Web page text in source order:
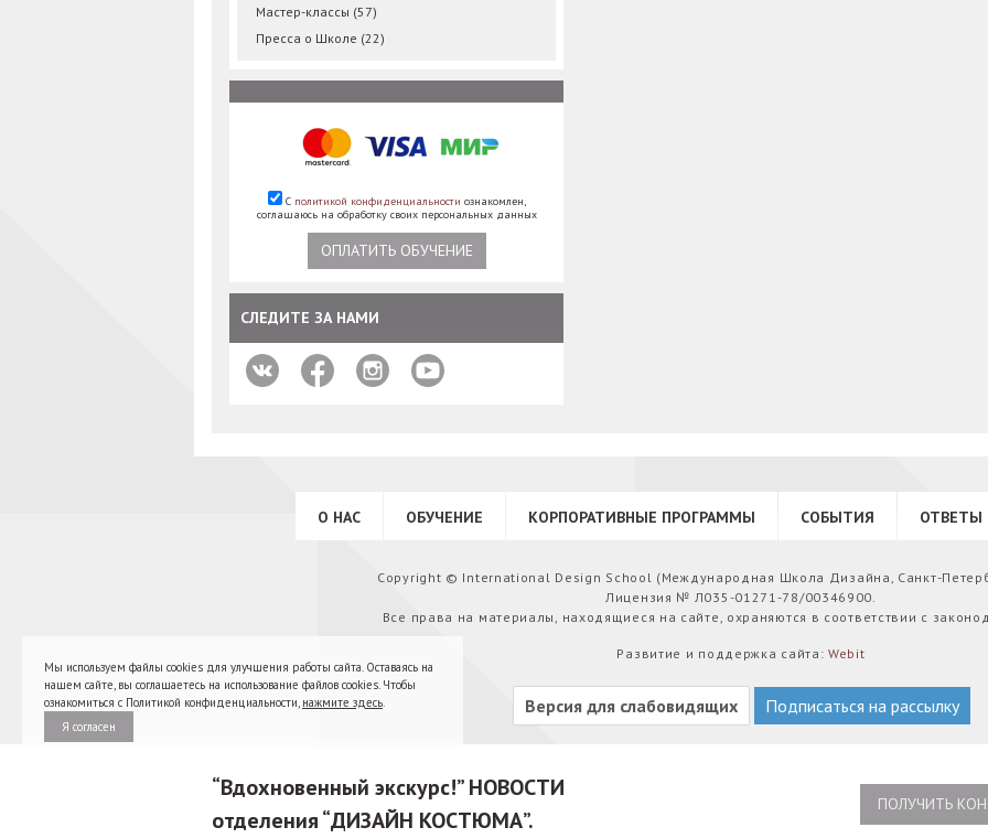
Мастер-классы (57)
Пресса о Школе (22)
С политикой конфиденциальности ознакомлен,
соглашаюсь на обработку своих персональных данных
ОПЛАТИТЬ ОБУЧЕНИЕ
СЛЕДИТЕ ЗА НАМИ
О НАС ОБУЧЕНИЕ КОРПОРАТИВНЫЕ ПРОГРАММЫ СОБЫТИЯ ОТВЕТЫ
Copyright © International Design School (Международная Школа Дизайна, Санкт-
Лицензия № Л035-01271-78/00346900.
Все права на материалы, находящиеся на сайте, охраняются в соответствии с
Развитие и поддержка сайта:Webit
Версия для слабовидящих Подписаться на рассылку
“Вдохновенный экскурс!” НОВОСТИ
отделения “ДИЗАЙН КОСТЮМА”.
ПОЛУЧИТЬ
Мы используем файлы cookies для улучшения работы сайта. Оставаясь на
нашем сайте, вы соглашаетесь на использование файлов cookies. Чтобы
ознакомиться с Политикой конфиденциальности, нажмите здесь.
Я согласен